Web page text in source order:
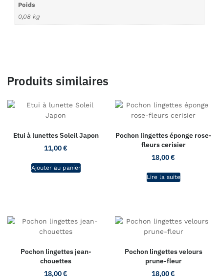
Poids
0,08 kg
Produits similaires
Etui à lunettes Soleil Japon
11,00€
Ajouter au panier
Pochon lingettes éponge rose-
fleurs cerisier
18,00€
Lire la suite
Pochon lingettes jean-
chouettes
18,00€
Pochon lingettes velours
prune-fleur
18,00€